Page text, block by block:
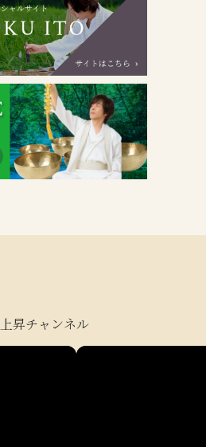
昇チャンネル